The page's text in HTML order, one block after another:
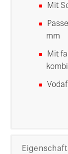
Mit
mm
Mit